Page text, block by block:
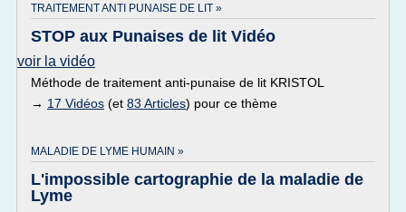
TRAITEMENT ANTI PUNAISE DE LIT »
STOP aux Punaises de lit Vidéo
voir la vidéo
Méthode de traitement anti-punaise de lit KRISTOL
→ 17 Vidéos (et 83 Articles) pour ce thème
MALADIE DE LYME HUMAIN »
L'impossible cartographie de la maladie de
Lyme